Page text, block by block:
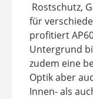
Rostschutz,
für
profitiert
Untergrund
zudem eine
Optik aber
Innen- als